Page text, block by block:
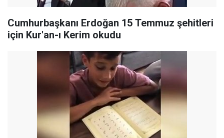
Cumhurbaşkanı Erdoğan 15 Temmuz şehitleri
için Kur'an-ı Kerim okudu